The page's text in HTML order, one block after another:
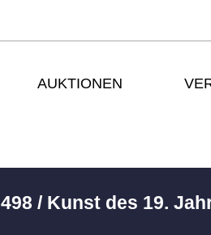
AUKTIONEN
498 / Kunst des 19.